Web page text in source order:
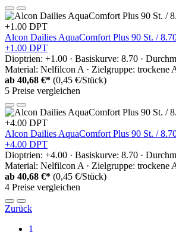
Alcon Dailies AquaComfort Plus 90 St. /
+1.00 DPT
Dioptrien: +1.00 · Basiskurve: 8.70 ·
Material: Nelfilcon A · Zielgruppe: trockene
ab 40,68 €* (0,45 €/Stück)
5 Preise vergleichen
Alcon Dailies AquaComfort Plus 90 St. /
+4.00 DPT
Dioptrien: +4.00 · Basiskurve: 8.70 ·
Material: Nelfilcon A · Zielgruppe: trockene
ab 40,68 €* (0,45 €/Stück)
4 Preise vergleichen
Zurück
1